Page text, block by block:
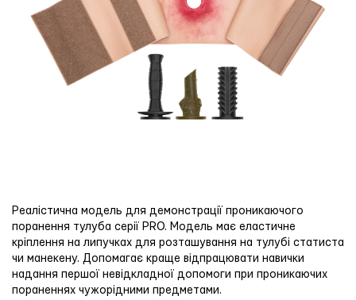
Реалістична модель для демонстрації проникаючого
поранення тулуба серії PRO. Модель має еластичне
кріплення на липучках для розташування на тулубі статиста
чи манекену. Допомагає краще відпрацювати навички
надання першої невідкладної допомоги при проникаючих
пораненнях чужорідними предметами.